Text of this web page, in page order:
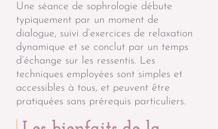
Une séance de sophrologie débute
typiquement par un moment de
dialogue, suivi d’exercices de relaxation
dynamique et se conclut par un temps
d’échange sur les ressentis. Les
techniques employées sont simples et
accessibles à tous, et peuvent être
pratiquées sans prérequis particuliers.